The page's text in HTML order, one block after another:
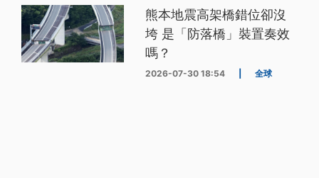
熊本地震高架橋錯位卻沒
垮 是「防落橋」裝置奏效
嗎？
2026-07-30 18:54 全球